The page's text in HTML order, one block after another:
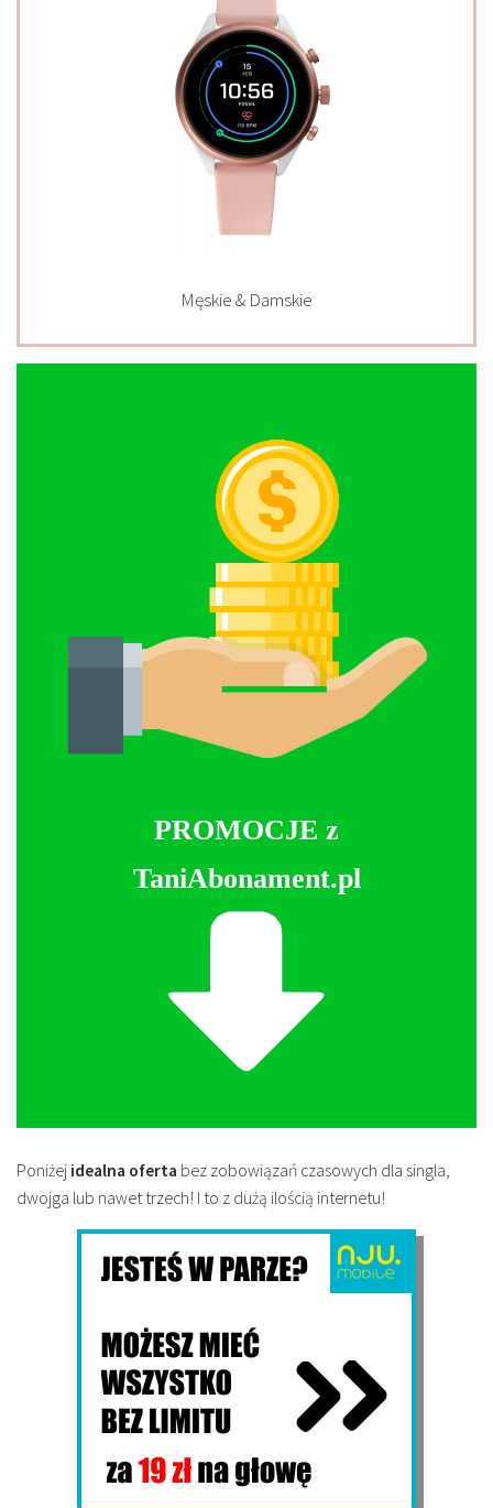
Męskie & Damskie
PROMOCJE z
TaniAbonament.pl
Poniżej idealna oferta bez zobowiązań czasowych dla singla,
dwojga lub nawet trzech! I to z dużą ilością internetu!